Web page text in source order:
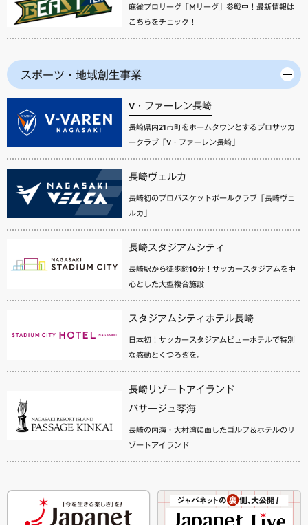
麻雀プロリーグ「Mリーグ」参戦中！最新情報は
こちらをチェック！
スポーツ・地域創生事業
V・ファーレン長崎
長崎県内21市町をホームタウンとするプロサッカ
ークラブ「V・ファーレン長崎」
長崎ヴェルカ
長崎初のプロバスケットボールクラブ「長崎ヴェ
ルカ」
長崎スタジアムシティ
長崎駅から徒歩約10分！サッカースタジアムを中
心とした大型複合施設
スタジアムシティホテル長崎
日本初！サッカースタジアムビューホテルで特別
な感動とくつろぎを。
長崎リゾートアイランド
パサージュ琴海
長崎の内海・大村湾に面したゴルフ＆ホテルのリ
ゾートアイランド